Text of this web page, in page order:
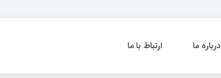
درباره ما ارتباط با ما